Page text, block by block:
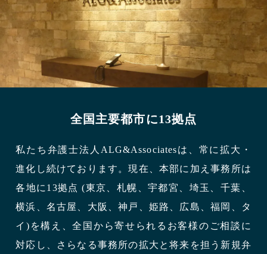
全国主要都市に13拠点
私たち弁護士法人ALG&Associatesは、常に拡大・
進化し続けております。現在、本部に加え事務所は
各地に13拠点 (東京、札幌、宇都宮、埼玉、千葉、
横浜、名古屋、大阪、神戸、姫路、広島、福岡、タ
イ)を構え、全国から寄せられるお客様のご相談に
対応し、さらなる事務所の拡大と将来を担う新規弁